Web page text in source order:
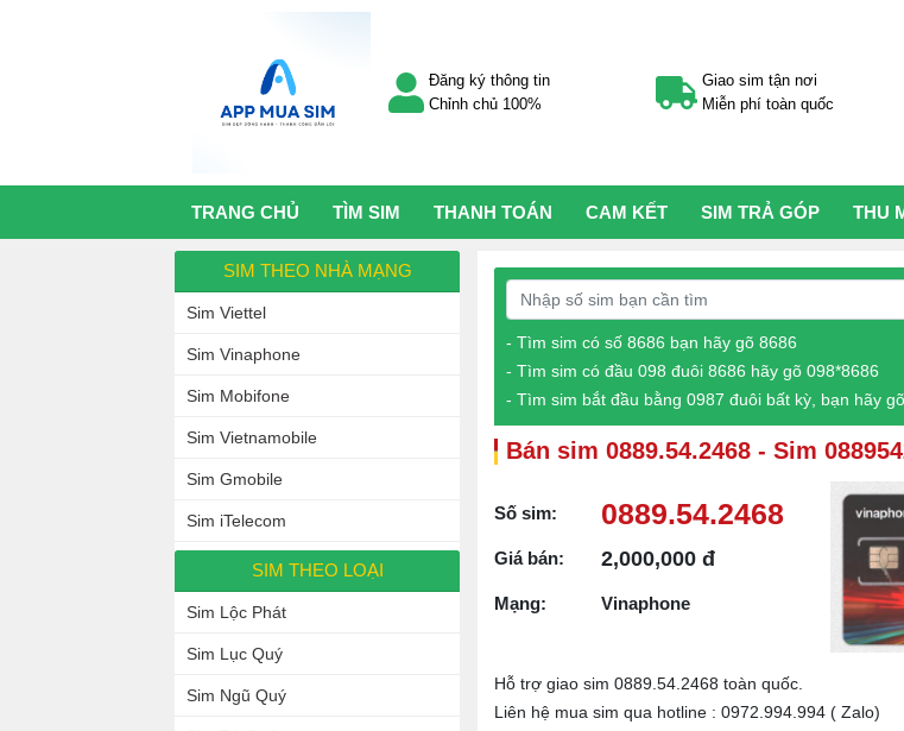
Đăng ký thông tin
Chỉnh chủ 100%
Giao sim tận nơi
Miễn phí toàn quốc
TRANG CHỦ TÌM SIM THANH TOÁN CAM KẾT SIM TRẢ GÓP THU
- Tìm sim có số 8686 bạn hãy gõ 8686
- Tìm sim có đầu 098 đuôi 8686 hãy gõ 098*8686
- Tìm sim bắt đầu bằng 0987 đuôi bất kỳ, bạn hãy
Bán sim 0889.54.2468 - Sim
Số sim: 0889.54.2468
Giá bán: 2,000,000 đ
Mạng: Vinaphone
Hỗ trợ giao sim 0889.54.2468 toàn quốc.
Liên hệ mua sim qua hotline : 0972.994.994 ( Zalo)
SIM THEO NHÀ MẠNG
Sim Viettel
Sim Vinaphone
Sim Mobifone
Sim Vietnamobile
Sim Gmobile
Sim iTelecom
SIM THEO LOẠI
Sim Lộc Phát
Sim Lục Quý
Sim Ngũ Quý